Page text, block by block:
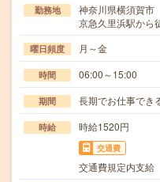
勤務地
神奈川県横須賀市
京急久里浜駅から
曜日頻度 月～金
時間 06:00～15:00
期間 長期でお仕事でき
時給 時給1520円
交通費
交通費規定内支給